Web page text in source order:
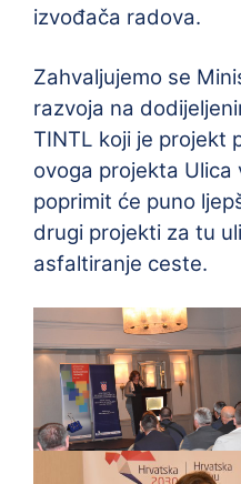
izvođača radova.
Zahvaljujemo se
razvoja na
TINTL koji je projekt
ovoga projekta Ulica
poprimit će puno
drugi projekti za tu
asfaltiranje ceste.